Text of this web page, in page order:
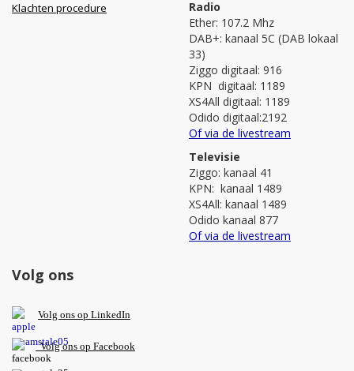
Klachten procedure
Radio
Ether: 107.2 Mhz
DAB+: kanaal 5C (DAB lokaal
33)
Ziggo digitaal: 916
KPN digitaal: 1189
XS4All digitaal: 1189
Odido digitaal:2192
Of via de livestream
Televisie
Ziggo: kanaal 41
KPN: kanaal 1489
XS4All: kanaal 1489
Odido kanaal 877
Of via de livestream
Volg ons
Volg ons op LinkedIn
Volg ons op Facebook